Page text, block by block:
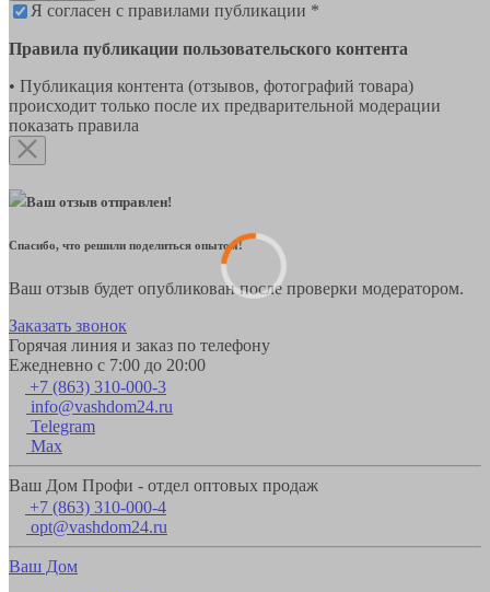
Я согласен с правилами публикации *
Правила публикации пользовательского контента
• Публикация контента (отзывов, фотографий товара)
происходит только после их предварительной модерации
показать правила
Ваш отзыв отправлен!
Спасибо, что решили поделиться опытом!
Ваш отзыв будет опубликован после проверки модератором.
Заказать звонок
Горячая линия и заказ по телефону
Ежедневно с 7:00 до 20:00
+7 (863) 310-000-3
info@vashdom24.ru
Telegram
Max
Ваш Дом Профи - отдел оптовых продаж
+7 (863) 310-000-4
opt@vashdom24.ru
Ваш Дом